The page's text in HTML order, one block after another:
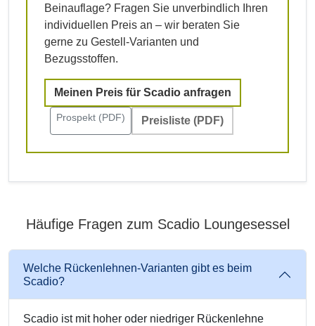
Beinauflage? Fragen Sie unverbindlich Ihren
individuellen Preis an – wir beraten Sie
gerne zu Gestell-Varianten und
Bezugsstoffen.
Meinen Preis für Scadio anfragen
Prospekt (PDF) Preisliste (PDF)
Häufige Fragen zum Scadio Loungesessel
Welche Rückenlehnen-Varianten gibt es beim
Scadio?
Scadio ist mit hoher oder niedriger Rückenlehne